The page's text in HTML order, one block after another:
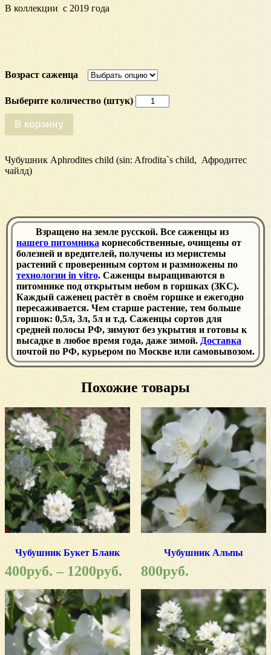
В коллекции с 2019 года
Возраст саженца
Количество
Чубушник
В корзину
Чубушник Aphrodites child (sin: Afrodita`s child, Афродитес
чайлд)
Взращено на земле русской. Все саженцы из
нашего питомника корнесобственные, очищены от
болезней и вредителей, получены из меристемы
растений с проверенным сортом и размножены по
технологии in vitro. Саженцы выращиваются в
питомнике под открытым небом в горшках (ЗКС).
Каждый саженец растёт в своём горшке и ежегодно
пересаживается. Чем старше растение, тем больше
горшок: 0,5л, 3л, 5л и т.д. Саженцы сортов для
средней полосы РФ, зимуют без укрытия и готовы к
высадке в любое время года, даже зимой. Доставка
почтой по РФ, курьером по Москве или самовывозом.
Похожие товары
Чубушник Букет Бланк
400руб. – 1200руб.
Чубушник Альпы
800руб.